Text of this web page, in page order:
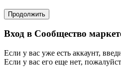
Продолжить
Вход в Сообщество
Если у вас уже есть аккаунт,
Если у вас его еще нет,